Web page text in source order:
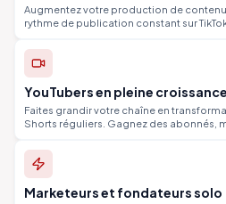
Augmentez votre production de
rythme de publication constant sur
YouTubers en pleine
Faites grandir votre chaîne en
Shorts réguliers. Gagnez des abonnés,
Marketeurs et fondateurs solo